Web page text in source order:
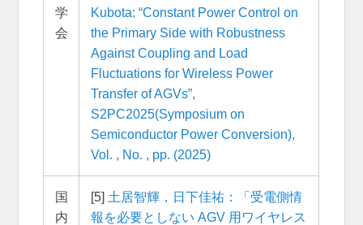
学
会
Kubota: “Constant Power Control on
the Primary Side with Robustness
Against Coupling and Load
Fluctuations for Wireless Power
Transfer of AGVs”,
S2PC2025(Symposium on
Semiconductor Power Conversion),
Vol. , No. , pp. (2025)
国
内
[5] 土居智輝，日下佳祐：「受電側情
報を必要としない AGV 用ワイヤレス